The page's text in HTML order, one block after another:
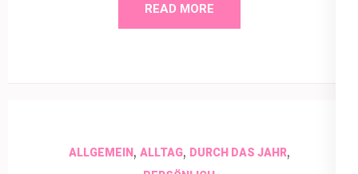
READ MORE
ALLGEMEIN, ALLTAG, DURCH DAS JAHR,